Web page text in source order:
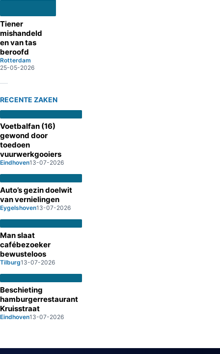
Tiener
mishandeld
en van tas
beroofd
Rotterdam
25-05-2026
RECENTE ZAKEN
Voetbalfan (16)
gewond door
toedoen
vuurwerkgooiers
Eindhoven13-07-2026
Auto’s gezin doelwit
van vernielingen
Eygelshoven13-07-2026
Man slaat
cafébezoeker
bewusteloos
Tilburg13-07-2026
Beschieting
hamburgerrestaurant
Kruisstraat
Eindhoven13-07-2026